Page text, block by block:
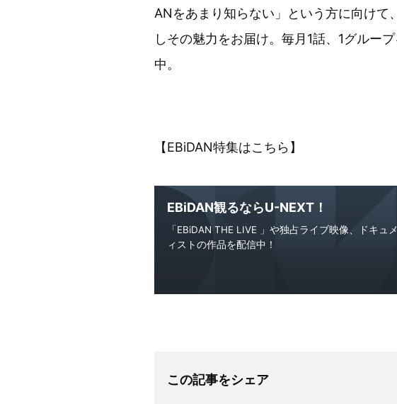
ANをあまり知らない」という方に向けて
しその魅力をお届け。毎月1話、1グルー
中。
【EBiDAN特集はこちら】
EBiDAN観るならU-NEXT！
「EBiDAN THE LIVE 」や独占ライブ映像、ドキュ
ィストの作品を配信中！
この記事をシェア